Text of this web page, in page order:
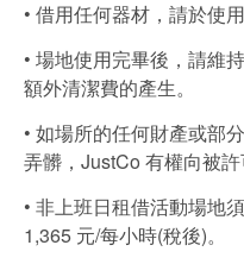
• 借用任何器材，請於使
• 場地使用完畢後，請維
額外清潔費的產生。
• 如場所的任何財產或部
弄髒，JustCo 有權向被
• 非上班日租借活動場地
1,365 元/每小時(稅後)。